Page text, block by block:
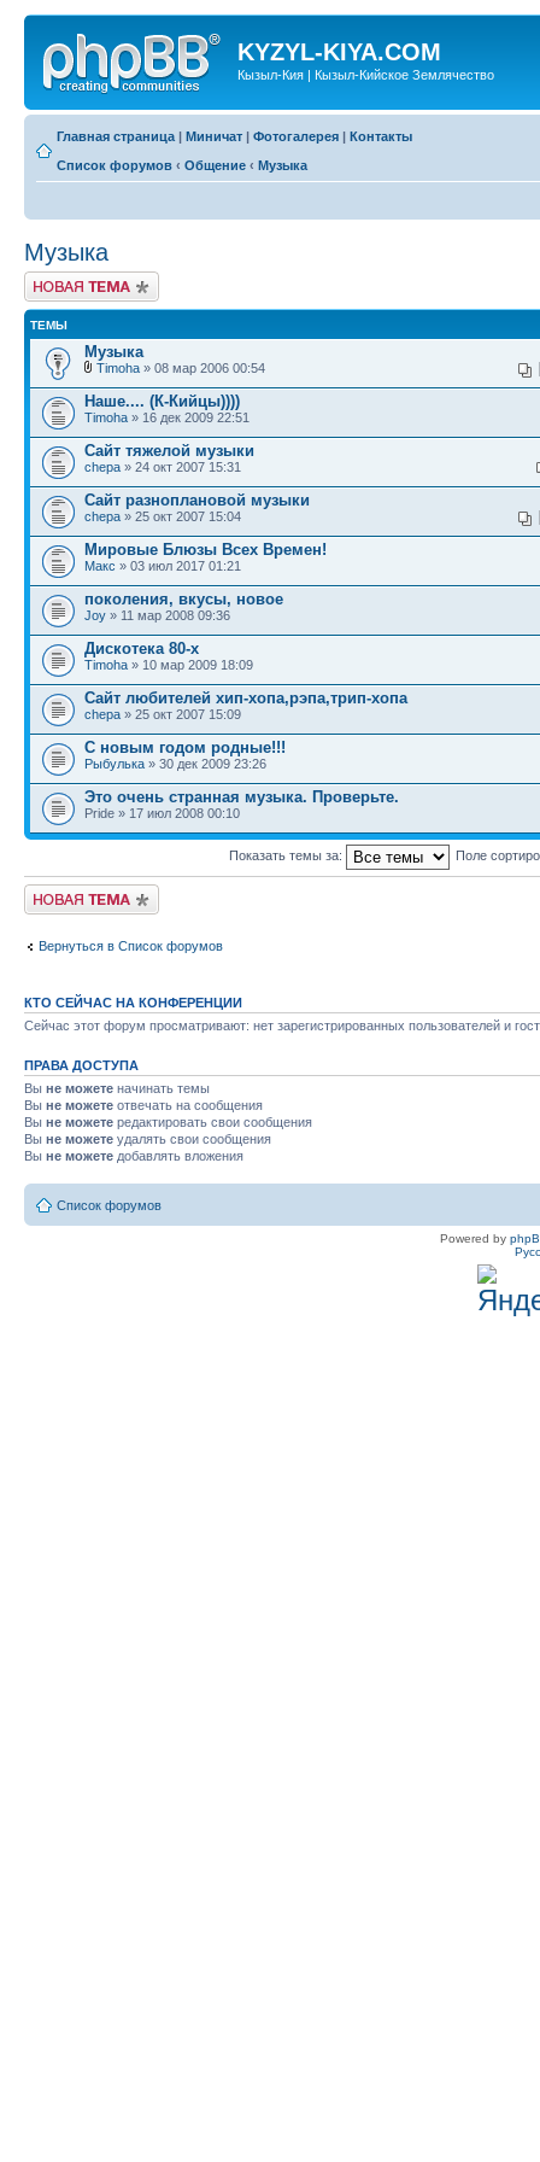
KYZYL-KIYA.COM
Кызыл-Кия | Кызыл-Кийское Землячество
Главная страница | Миничат | Фотогалерея | Контакты
Список форумов ‹ Общение ‹ Музыка
Музыка
Новая тема
ТЕМЫ
Музыка
Timoha » 08 мар 2006 00:54
Наше.... (К-Кийцы))))
Timoha » 16 дек 2009 22:51
Сайт тяжелой музыки
chepa » 24 окт 2007 15:31
Сайт разноплановой музыки
chepa » 25 окт 2007 15:04
Мировые Блюзы Всех Времен!
Макс » 03 июл 2017 01:21
поколения, вкусы, новое
Joy » 11 мар 2008 09:36
Дискотека 80-х
Timoha » 10 мар 2009 18:09
Сайт любителей хип-хопа,рэпа,трип-хопа
chepa » 25 окт 2007 15:09
С новым годом родные!!!
Рыбулька » 30 дек 2009 23:26
Это очень странная музыка. Проверьте.
Pride » 17 июл 2008 00:10
Показать темы за: Поле
Новая тема
Вернуться в Список форумов
КТО СЕЙЧАС НА КОНФЕРЕНЦИИ
Сейчас этот форум просматривают: нет зарегистрированных пользователей и
ПРАВА ДОСТУПА
Вы не можете начинать темы
Вы не можете отвечать на сообщения
Вы не можете редактировать свои сообщения
Вы не можете удалять свои сообщения
Вы не можете добавлять вложения
Список форумов
Powered by